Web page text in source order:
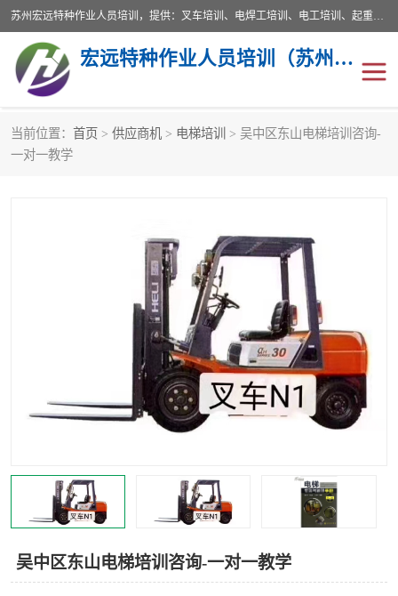
苏州宏远特种作业人员培训，提供：叉车培训、电焊工培训、电工培训、起重机培训、电梯培训、登高培训等服务苏州本地培训服务。始终坚持“以人为本，质量立校”的办学思想，以培养社会应用型人才为己任，明码收费，诚实守信，中途不收任何费用。随到随学，学会为止，一期未学会者免费再学，直到学会为止。
宏远特种作业人员培训（苏州）有限公司
当前位置： 首页 > 供应商机 > 电梯培训
> 吴中区东山电梯培训咨询-
一对一教学
吴中区东山电梯培训咨询-一对一教学
叉车培训
登高培训
叉车培训机构
叉车技能培训
专业叉车培训
叉车培训中心 叉车操作证培训复审
行车起重机培训 登高证培训